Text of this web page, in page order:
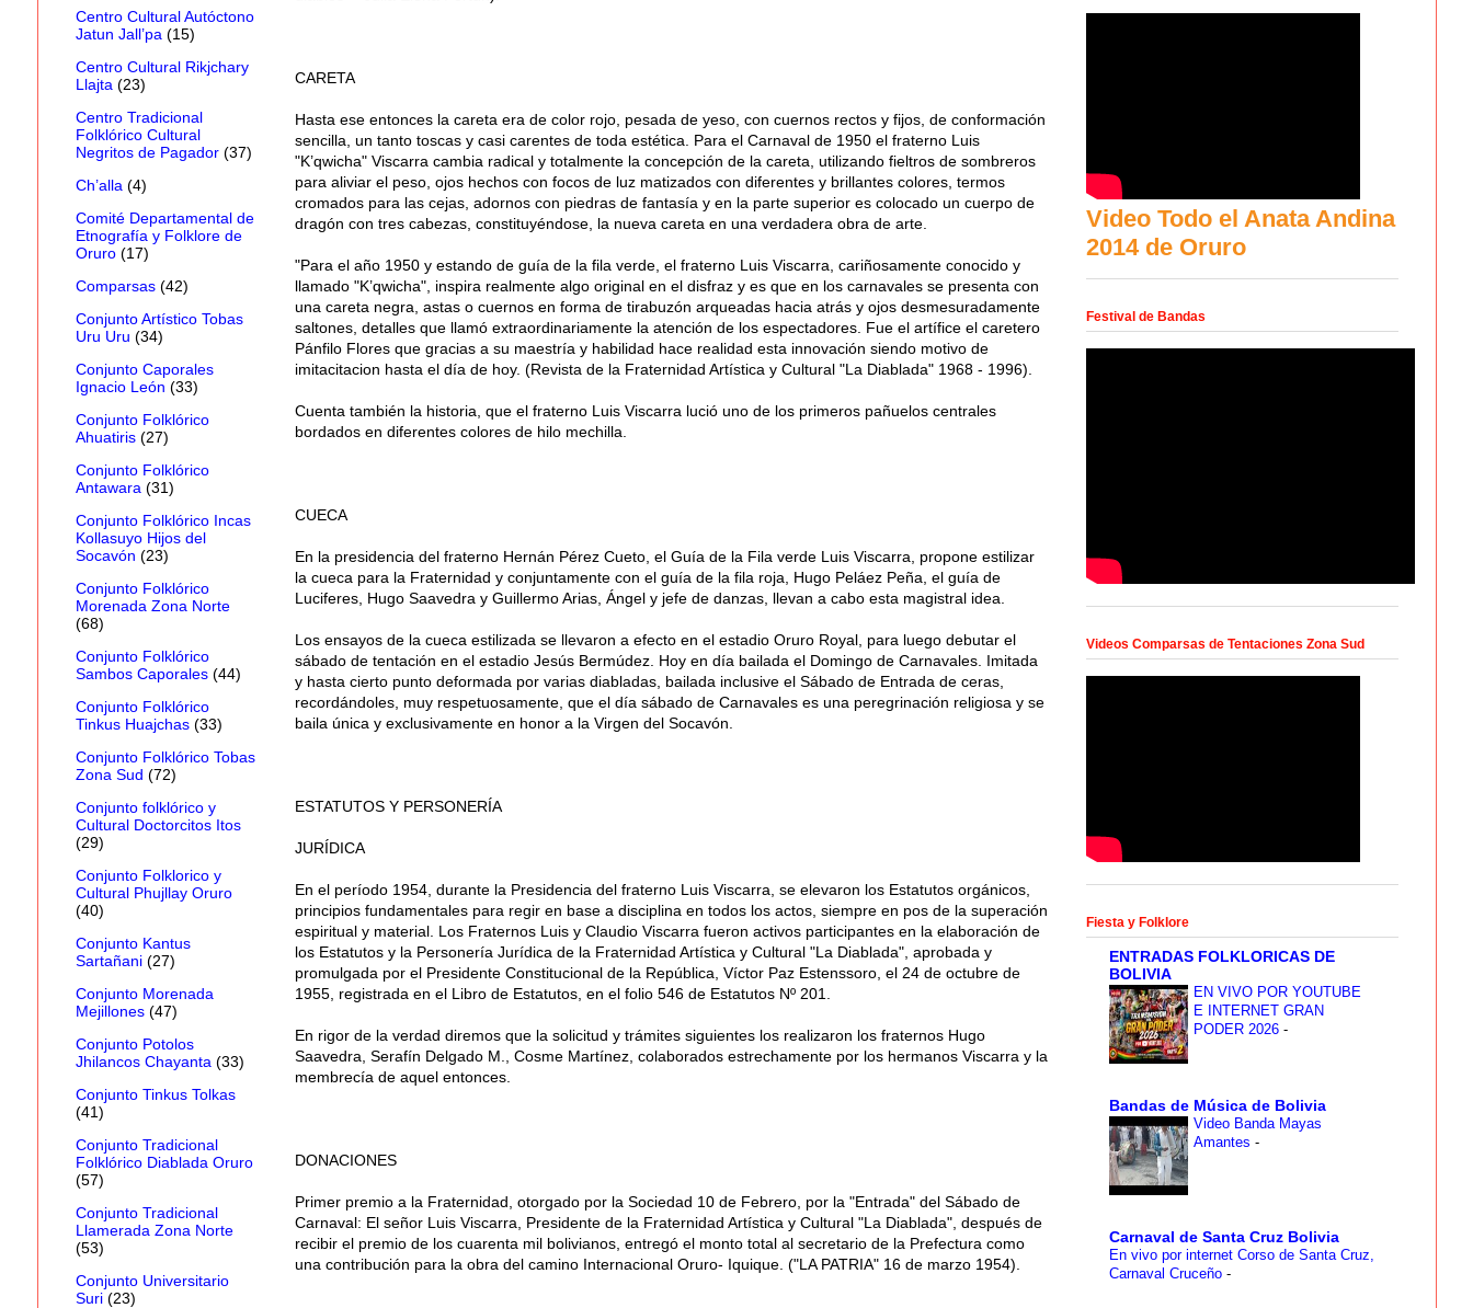
CARETA
Hasta ese entonces la careta era de color rojo, pesada de yeso, con cuernos rectos y fijos, de conformación
sencilla, un tanto toscas y casi carentes de toda estética. Para el Carnaval de 1950 el fraterno Luis
"K’qwicha" Viscarra cambia radical y totalmente la concepción de la careta, utilizando fieltros de sombreros
para aliviar el peso, ojos hechos con focos de luz matizados con diferentes y brillantes colores, termos
cromados para las cejas, adornos con piedras de fantasía y en la parte superior es colocado un cuerpo de
dragón con tres cabezas, constituyéndose, la nueva careta en una verdadera obra de arte.
"Para el año 1950 y estando de guía de la fila verde, el fraterno Luis Viscarra, cariñosamente conocido y
llamado "K’qwicha", inspira realmente algo original en el disfraz y es que en los carnavales se presenta con
una careta negra, astas o cuernos en forma de tirabuzón arqueadas hacia atrás y ojos desmesuradamente
saltones, detalles que llamó extraordinariamente la atención de los espectadores. Fue el artífice el caretero
Pánfilo Flores que gracias a su maestría y habilidad hace realidad esta innovación siendo motivo de
imitacitacion hasta el día de hoy. (Revista de la Fraternidad Artística y Cultural "La Diablada" 1968 - 1996).
Cuenta también la historia, que el fraterno Luis Viscarra lució uno de los primeros pañuelos centrales
bordados en diferentes colores de hilo mechilla.
CUECA
En la presidencia del fraterno Hernán Pérez Cueto, el Guía de la Fila verde Luis Viscarra, propone estilizar
la cueca para la Fraternidad y conjuntamente con el guía de la fila roja, Hugo Peláez Peña, el guía de
Luciferes, Hugo Saavedra y Guillermo Arias, Ángel y jefe de danzas, llevan a cabo esta magistral idea.
Los ensayos de la cueca estilizada se llevaron a efecto en el estadio Oruro Royal, para luego debutar el
sábado de tentación en el estadio Jesús Bermúdez. Hoy en día bailada el Domingo de Carnavales. Imitada
y hasta cierto punto deformada por varias diabladas, bailada inclusive el Sábado de Entrada de ceras,
recordándoles, muy respetuosamente, que el día sábado de Carnavales es una peregrinación religiosa y se
baila única y exclusivamente en honor a la Virgen del Socavón.
ESTATUTOS Y PERSONERÍA
JURÍDICA
En el período 1954, durante la Presidencia del fraterno Luis Viscarra, se elevaron los Estatutos orgánicos,
principios fundamentales para regir en base a disciplina en todos los actos, siempre en pos de la superación
espiritual y material. Los Fraternos Luis y Claudio Viscarra fueron activos participantes en la elaboración de
los Estatutos y la Personería Jurídica de la Fraternidad Artística y Cultural "La Diablada", aprobada y
promulgada por el Presidente Constitucional de la República, Víctor Paz Estenssoro, el 24 de octubre de
1955, registrada en el Libro de Estatutos, en el folio 546 de Estatutos Nº 201.
En rigor de la verdad diremos que la solicitud y trámites siguientes los realizaron los fraternos Hugo
Saavedra, Serafín Delgado M., Cosme Martínez, colaborados estrechamente por los hermanos Viscarra y la
membrecía de aquel entonces.
DONACIONES
Primer premio a la Fraternidad, otorgado por la Sociedad 10 de Febrero, por la "Entrada" del Sábado de
Carnaval: El señor Luis Viscarra, Presidente de la Fraternidad Artística y Cultural "La Diablada", después de
recibir el premio de los cuarenta mil bolivianos, entregó el monto total al secretario de la Prefectura como
una contribución para la obra del camino Internacional Oruro- Iquique. ("LA PATRIA" 16 de marzo 1954).
Centro Cultural Autóctono
Jatun Jall’pa (15)
Centro Cultural Rikjchary
Llajta (23)
Centro Tradicional
Folklórico Cultural
Negritos de Pagador (37)
Ch’alla (4)
Comité Departamental de
Etnografía y Folklore de
Oruro (17)
Comparsas (42)
Conjunto Artístico Tobas
Uru Uru (34)
Conjunto Caporales
Ignacio León (33)
Conjunto Folklórico
Ahuatiris (27)
Conjunto Folklórico
Antawara (31)
Conjunto Folklórico Incas
Kollasuyo Hijos del
Socavón (23)
Conjunto Folklórico
Morenada Zona Norte
(68)
Conjunto Folklórico
Sambos Caporales (44)
Conjunto Folklórico
Tinkus Huajchas (33)
Conjunto Folklórico Tobas
Zona Sud (72)
Conjunto folklórico y
Cultural Doctorcitos Itos
(29)
Conjunto Folklorico y
Cultural Phujllay Oruro
(40)
Conjunto Kantus
Sartañani (27)
Conjunto Morenada
Mejillones (47)
Conjunto Potolos
Jhilancos Chayanta (33)
Conjunto Tinkus Tolkas
(41)
Conjunto Tradicional
Folklórico Diablada Oruro
(57)
Conjunto Tradicional
Llamerada Zona Norte
(53)
Conjunto Universitario
Suri (23)
Video Todo el Anata Andina
2014 de Oruro
Festival de Bandas
Videos Comparsas de Tentaciones Zona Sud
Fiesta y Folklore
ENTRADAS FOLKLORICAS DE
BOLIVIA
EN VIVO POR YOUTUBE
E INTERNET GRAN
PODER 2026 -
Bandas de Música de Bolivia
Video Banda Mayas
Amantes -
Carnaval de Santa Cruz Bolivia
En vivo por internet Corso de Santa Cruz,
Carnaval Cruceño -